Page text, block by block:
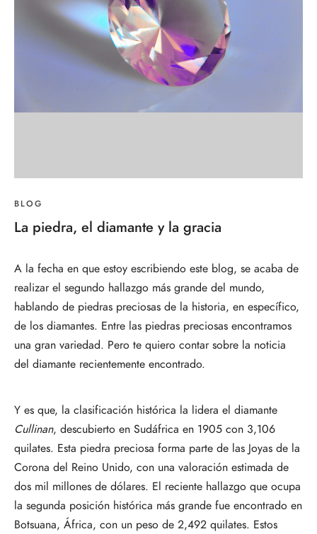
BLOG
La piedra, el diamante y la gracia
A la fecha en que estoy escribiendo este blog, se acaba de
realizar el segundo hallazgo más grande del mundo,
hablando de piedras preciosas de la historia, en específico,
de los diamantes. Entre las piedras preciosas encontramos
una gran variedad. Pero te quiero contar sobre la noticia
del diamante recientemente encontrado.
Y es que, la clasificación histórica la lidera el diamante
Cullinan, descubierto en Sudáfrica en 1905 con 3,106
quilates. Esta piedra preciosa forma parte de las Joyas de la
Corona del Reino Unido, con una valoración estimada de
dos mil millones de dólares. El reciente hallazgo que ocupa
la segunda posición histórica más grande fue encontrado en
Botsuana, África, con un peso de 2,492 quilates. Estos